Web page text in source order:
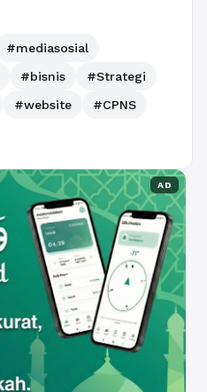
#mediasosial
#bisnis
#Strategi
#website
#CPNS
AD